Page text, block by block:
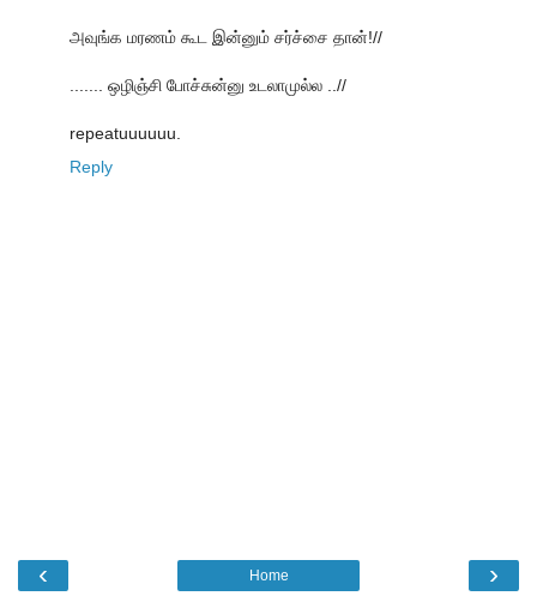
அவுங்க மரணம் கூட இன்னும் சர்ச்சை தான்!//
....... ஒழிஞ்சி போச்சுன்னு உடலாமுல்ல ..//
repeatuuuuuu.
Reply
‹ ›
Home